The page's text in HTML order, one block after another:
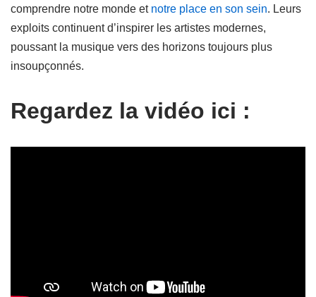
comprendre notre monde et notre place en son sein. Leurs
exploits continuent d’inspirer les artistes modernes,
poussant la musique vers des horizons toujours plus
insoupçonnés.
Regardez la vidéo ici :